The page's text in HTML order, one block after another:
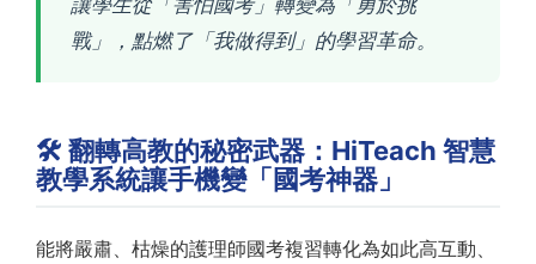
讓學生從「害怕國考」轉變為「勇於挑
戰」，點燃了「我做得到」的學習革命。
🛠️ 翻轉高教的秘密武器：HiTeach 智慧
教學系統讓手機變「國考神器」
能將嚴肅、枯燥的護理師國考複習轉化為如此高互動、